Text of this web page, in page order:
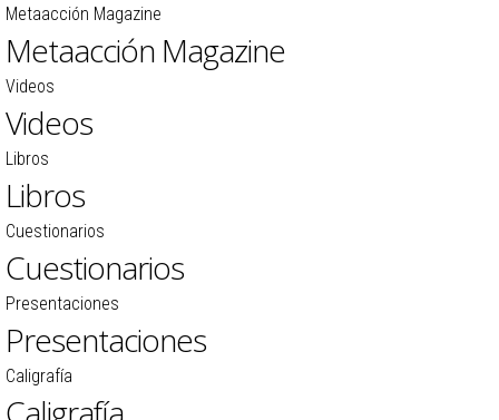
Metaacción Magazine
Metaacción Magazine
Videos
Videos
Libros
Libros
Cuestionarios
Cuestionarios
Presentaciones
Presentaciones
Caligrafía